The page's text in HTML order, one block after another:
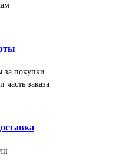
за покупки
часть заказа